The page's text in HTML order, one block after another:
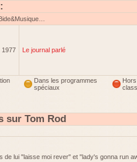
1977 Le journal parlé
Dans les programmes
spéciaux
Hors
sur Tom Rod
de lui "laisse moi rever" et "lady's gonna run